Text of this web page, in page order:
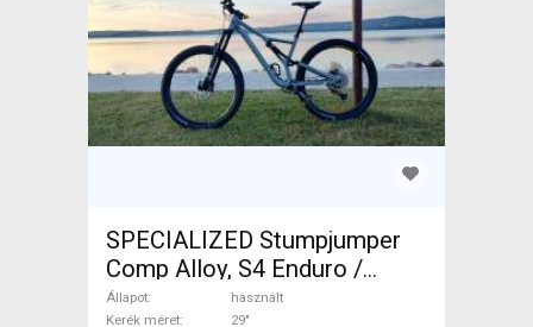
SPECIALIZED Stumpjumper
Comp Alloy, S4 Enduro /
Freeride / DH 29" SRAM NX
Állapot
használt
Kerék méret
29"